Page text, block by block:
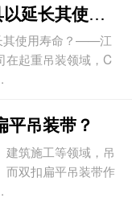
如何保养C型吊具以延长其使用寿命？
其使用寿命？——江
在起重吊装领域，C
平吊装带？
建筑施工等领域，吊
而双扣扁平吊装带作